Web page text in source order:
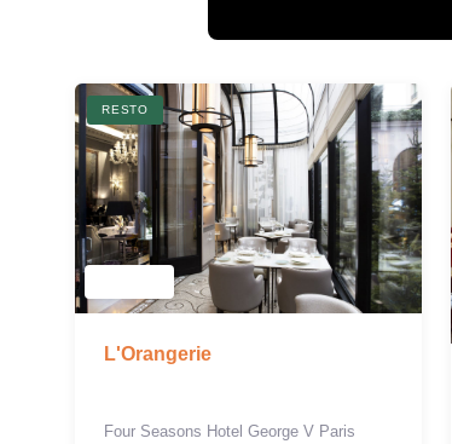
RESTO
L'Orangerie
Four Seasons Hotel George V Paris